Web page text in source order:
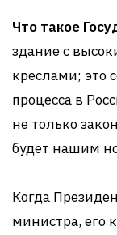
Что такое
здание с
креслами; это
процесса в
не только
будет нашим
Когда
министра, его